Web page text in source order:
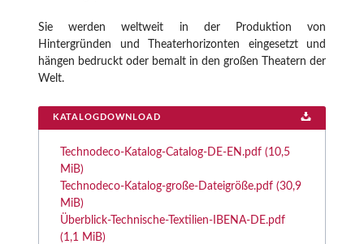
Sie werden weltweit in der Produktion von
Hintergründen und Theaterhorizonten eingesetzt und
hängen bedruckt oder bemalt in den großen Theatern der
Welt.
KATALOGDOWNLOAD
Technodeco-Katalog-Catalog-DE-EN.pdf(10,5
MiB)
Technodeco-Katalog-große-Dateigröße.pdf(30,9
MiB)
Überblick-Technische-Textilien-IBENA-DE.pdf
(1,1 MiB)